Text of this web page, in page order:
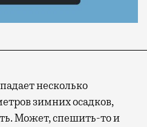
несколько
зимних осадков,
Может, спешить-то и